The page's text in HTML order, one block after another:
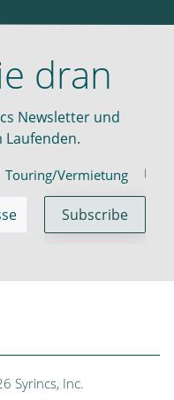
dran
Newsletter und
Laufenden.
Touring/Vermietung
Syrincs, Inc.